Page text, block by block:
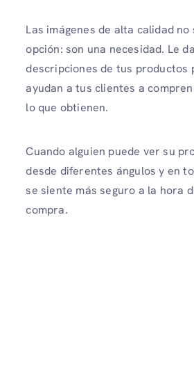
Las imágenes de alta calidad no
opción: son una necesidad. Le
descripciones de tus productos
ayudan a tus clientes a
lo que obtienen.
Cuando alguien puede ver su
desde diferentes ángulos y en
se siente más seguro a la hora
compra.